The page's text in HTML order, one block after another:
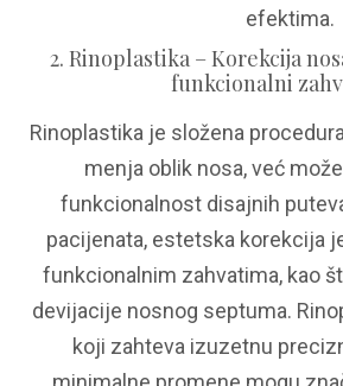
efektima.
2. Rinoplastika – Korekcija
funkcionalni
Rinoplastika je složena
menja oblik nosa, već
funkcionalnost disajnih
pacijenata, estetska korekcija
funkcionalnim zahvatima, kao
devijacije nosnog septuma.
koji zahteva izuzetnu